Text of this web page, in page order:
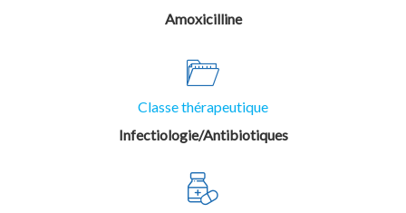
Amoxicilline
Classe thérapeutique
Infectiologie/Antibiotiques